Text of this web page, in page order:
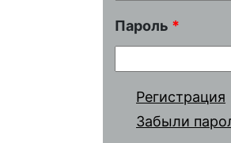
Пароль *
Регистрация
Забыли